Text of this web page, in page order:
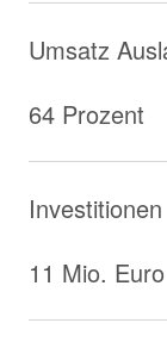
Umsatz
64 Prozent
Investitionen
11 Mio. Euro